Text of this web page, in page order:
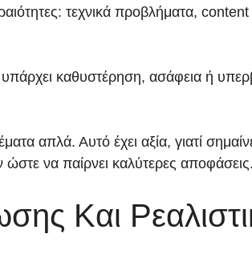
τεχνικά προβλήματα,
καθυστέρηση, ασάφεια ή
απλά. Αυτό έχει αξία, γιατί σημαίνει
ώστε να παίρνει καλύτερες αποφάσεις.
Και